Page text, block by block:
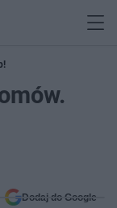
Dodaj do Google